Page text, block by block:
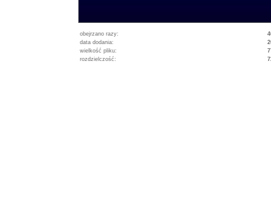
obejrzano razy:
data dodania:
wielkość pliku:
rozdzielczość: